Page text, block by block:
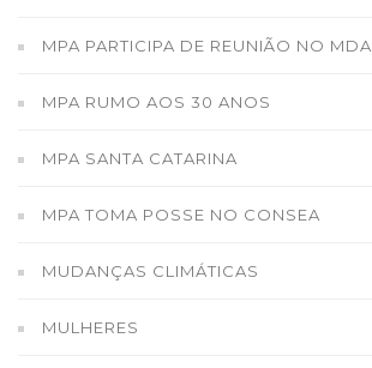
MPA PARTICIPA DE REUNIÃO NO MDA
MPA RUMO AOS 30 ANOS
MPA SANTA CATARINA
MPA TOMA POSSE NO CONSEA
MUDANÇAS CLIMÁTICAS
MULHERES